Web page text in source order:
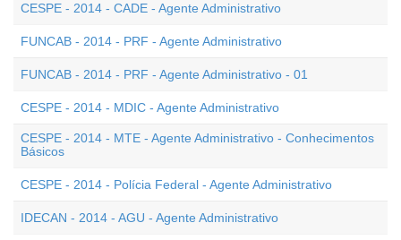
CESPE - 2014 - CADE - Agente Administrativo
FUNCAB - 2014 - PRF - Agente Administrativo
FUNCAB - 2014 - PRF - Agente Administrativo - 01
CESPE - 2014 - MDIC - Agente Administrativo
CESPE - 2014 - MTE - Agente Administrativo - Conhecimentos
Básicos
CESPE - 2014 - Polícia Federal - Agente Administrativo
IDECAN - 2014 - AGU - Agente Administrativo